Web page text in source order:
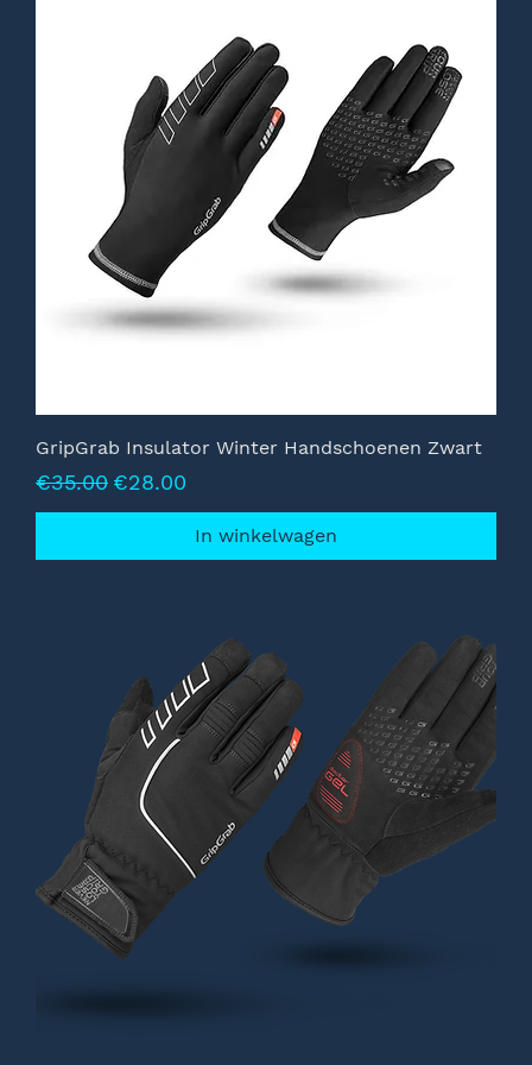
GripGrab Insulator Winter Handschoenen Zwart
Normale prijs
€35.00 Verkoopprijs
€28.00
In winkelwagen